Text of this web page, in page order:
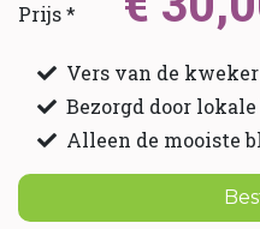
Prijs *
Vers van de kweker
Bezorgd door
Alleen de mooiste